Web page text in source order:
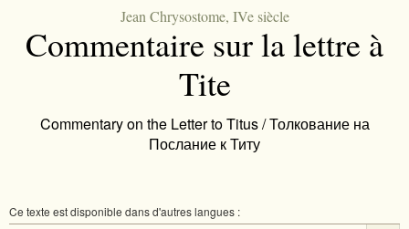
Jean Chrysostome, IVe siècle
Commentaire sur la lettre à
Tite
Commentary on the Letter to Titus / Толкование на
Послание к Титу
Ce texte est disponible dans d'autres langues :